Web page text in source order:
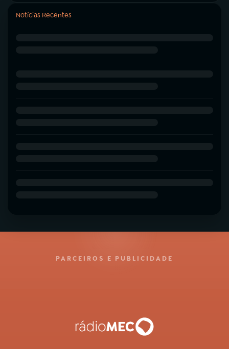
Notícias Recentes
PARCEIROS E PUBLICIDADE